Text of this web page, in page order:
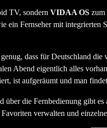
TV, sondern VIDAA OSzum
ein Fernseher mit
dass für Deutschland
Abend eigentlich alles
ist aufgeräumt und man
über die Fernbedienung gibt es
verwalten und